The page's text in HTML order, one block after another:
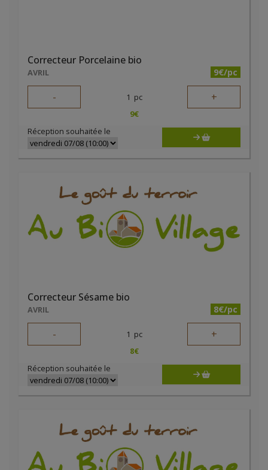
Correcteur Porcelaine bio
AVRIL 9€/pc
- 1 pc +
9€
Réception souhaitée le
Correcteur Sésame bio
AVRIL 8€/pc
- 1 pc +
8€
Réception souhaitée le